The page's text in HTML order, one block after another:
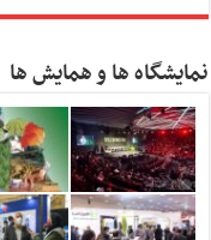
نمایشگاه ها و همایش ها